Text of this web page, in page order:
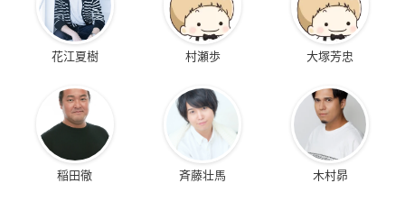
花江夏樹 村瀬歩 大塚芳忠
稲田徹 斉藤壮馬 木村昴